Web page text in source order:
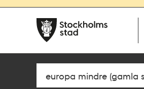
navigationen
huvudinnehållet
Sök